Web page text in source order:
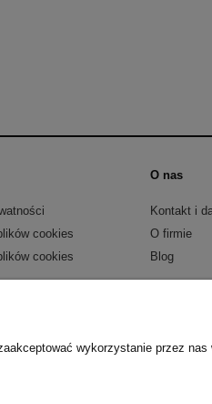
cookies
cookies
O nas
Kontakt i
O firmie
Blog
wykorzystanie przez